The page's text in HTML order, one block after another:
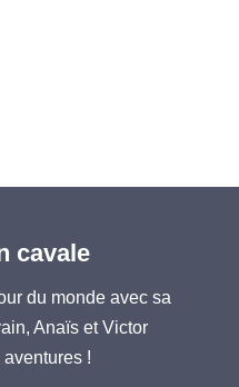
cavale
du monde avec sa
Anaïs et Victor
!